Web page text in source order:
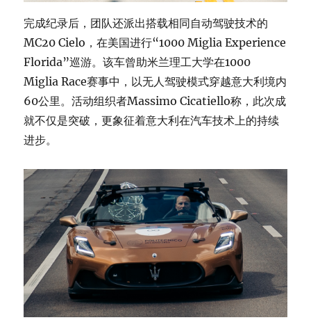
完成纪录后，团队还派出搭载相同自动驾驶技术的
MC20 Cielo，在美国进行“1000 Miglia Experience
Florida”巡游。该车曾助米兰理工大学在1000
Miglia Race赛事中，以无人驾驶模式穿越意大利境内
60公里。活动组织者Massimo Cicatiello称，此次成
就不仅是突破，更象征着意大利在汽车技术上的持续
进步。